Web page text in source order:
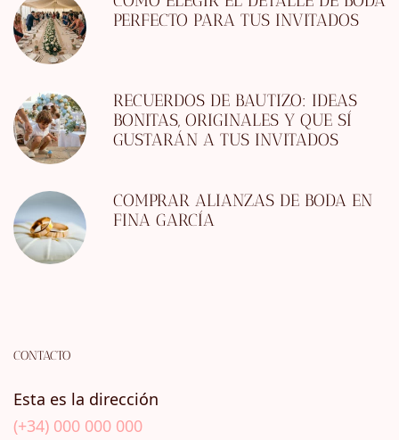
PERFECTO PARA TUS INVITADOS
RECUERDOS DE BAUTIZO: IDEAS
BONITAS, ORIGINALES Y QUE SÍ
GUSTARÁN A TUS INVITADOS
COMPRAR ALIANZAS DE BODA EN
FINA GARCÍA
CONTACTO
Esta es la dirección
(+34) 000 000 000